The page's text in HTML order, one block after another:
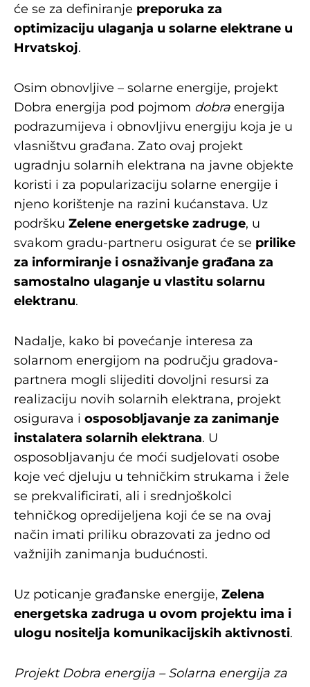
će se za definiranje preporuka za
optimizaciju ulaganja u solarne elektrane u
Hrvatskoj.
Osim obnovljive – solarne energije, projekt
Dobra energija pod pojmom dobra energija
podrazumijeva i obnovljivu energiju koja je u
vlasništvu građana. Zato ovaj projekt
ugradnju solarnih elektrana na javne objekte
koristi i za popularizaciju solarne energije i
njeno korištenje na razini kućanstava. Uz
podršku Zelene energetske zadruge, u
svakom gradu-partneru osigurat će se prilike
za informiranje i osnaživanje građana za
samostalno ulaganje u vlastitu solarnu
elektranu.
Nadalje, kako bi povećanje interesa za
solarnom energijom na području gradova-
partnera mogli slijediti dovoljni resursi za
realizaciju novih solarnih elektrana, projekt
osigurava i osposobljavanje za zanimanje
instalatera solarnih elektrana. U
osposobljavanju će moći sudjelovati osobe
koje već djeluju u tehničkim strukama i žele
se prekvalificirati, ali i srednjoškolci
tehničkog opredijeljena koji će se na ovaj
način imati priliku obrazovati za jedno od
važnijih zanimanja budućnosti.
Uz poticanje građanske energije, Zelena
energetska zadruga u ovom projektu ima i
ulogu nositelja komunikacijskih aktivnosti.
Projekt Dobra energija – Solarna energija za